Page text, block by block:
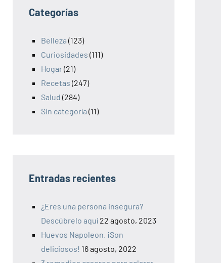
Categorías
Belleza (123)
Curiosidades (111)
Hogar(21)
Recetas (247)
Salud (284)
Sin categoría (11)
Entradas recientes
¿Eres una persona insegura?
Descúbrelo aquí 22 agosto, 2023
Huevos Napoleon. ¡Son
deliciosos! 16 agosto, 2022